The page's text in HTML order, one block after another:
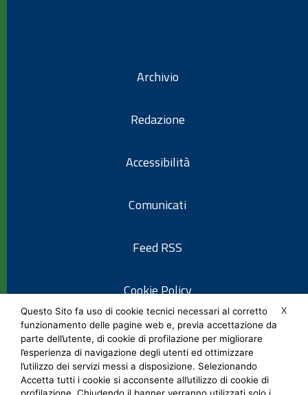
Archivio
Redazione
Accessibilità
Comunicati
Feed RSS
Cookie Policy
Informativa privacy
Note legali
X
Questo Sito fa uso di cookie tecnici necessari al corretto
funzionamento delle pagine web e, previa accettazione da
parte dell’utente, di cookie di profilazione per migliorare
l’esperienza di navigazione degli utenti ed ottimizzare
l’utilizzo dei servizi messi a disposizione. Selezionando
Accetta tutti i cookie si acconsente all’utilizzo di cookie di